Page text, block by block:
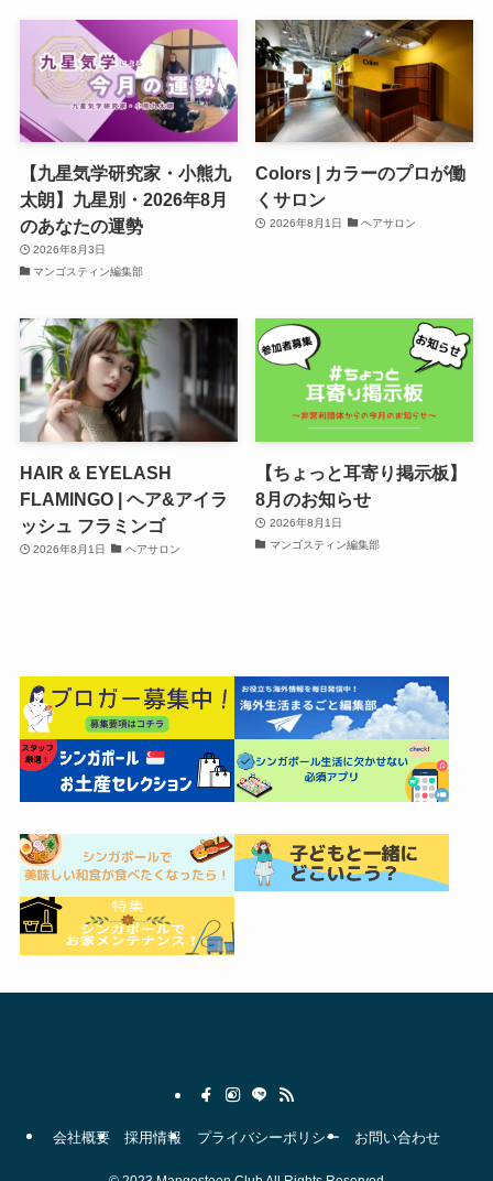
【九星気学研究家・小熊九
太朗】九星別・2026年8月
のあなたの運勢
2026年8月3日
マンゴスティン編集部
Colors | カラーのプロが働
くサロン
2026年8月1日 ヘアサロン
HAIR & EYELASH
FLAMINGO | ヘア&アイラ
ッシュ フラミンゴ
2026年8月1日 ヘアサロン
【ちょっと耳寄り掲示板】
8月のお知らせ
2026年8月1日
マンゴスティン編集部
会社概要 採用情報 プライバシーポリシー お問い合わせ